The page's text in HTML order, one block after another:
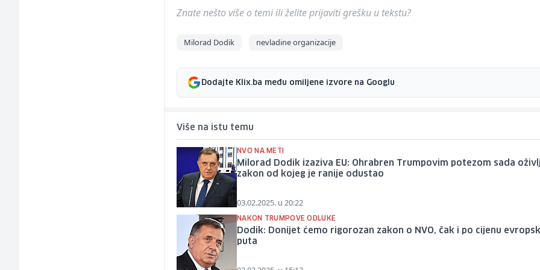
Znate nešto više o temi ili želite prijaviti grešku u tekstu?
Milorad Dodik nevladine organizacije
Dodajte Klix.ba među omiljene izvore na Googlu
Više na istu temu
NVO NA METI
Milorad Dodik izaziva EU: Ohrabren Trumpovim potezom sada
zakon od kojeg je ranije odustao
03.02.2025. u 20:22
NAKON TRUMPOVE ODLUKE
Dodik: Donijet ćemo rigorozan zakon o NVO, čak i po cijenu
puta